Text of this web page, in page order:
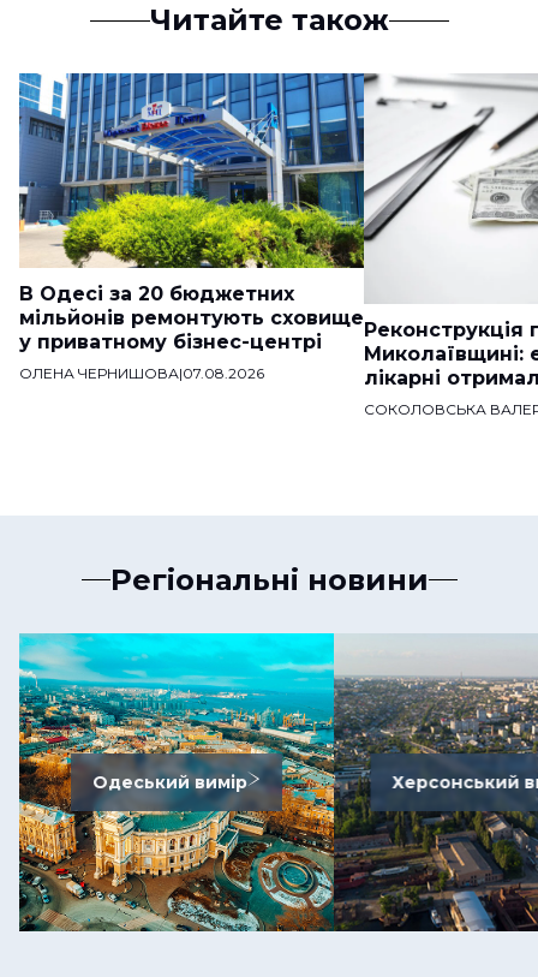
Читайте також
В Одесі за 20 бюджетних
мільйонів ремонтують сховище
у приватному бізнес-центрі
ОЛЕНА ЧЕРНИШОВА|07.08.2026
Реконструкція
Миколаївщині:
лікарні
СОКОЛОВСЬКА
Регіональні новини
Одеський вимір Херсонський